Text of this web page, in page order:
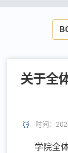
关于全
时间：
学院全